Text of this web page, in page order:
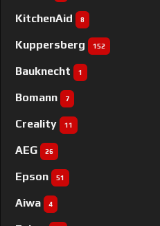
KitchenAid 8
Kuppersberg 152
Bauknecht 1
Bomann 7
Creality 11
AEG 26
Epson 51
Aiwa 4